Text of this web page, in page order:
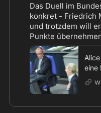
Das Duell im
konkret - Friedrich
und trotzdem will
Punkte
Opposition,
eine